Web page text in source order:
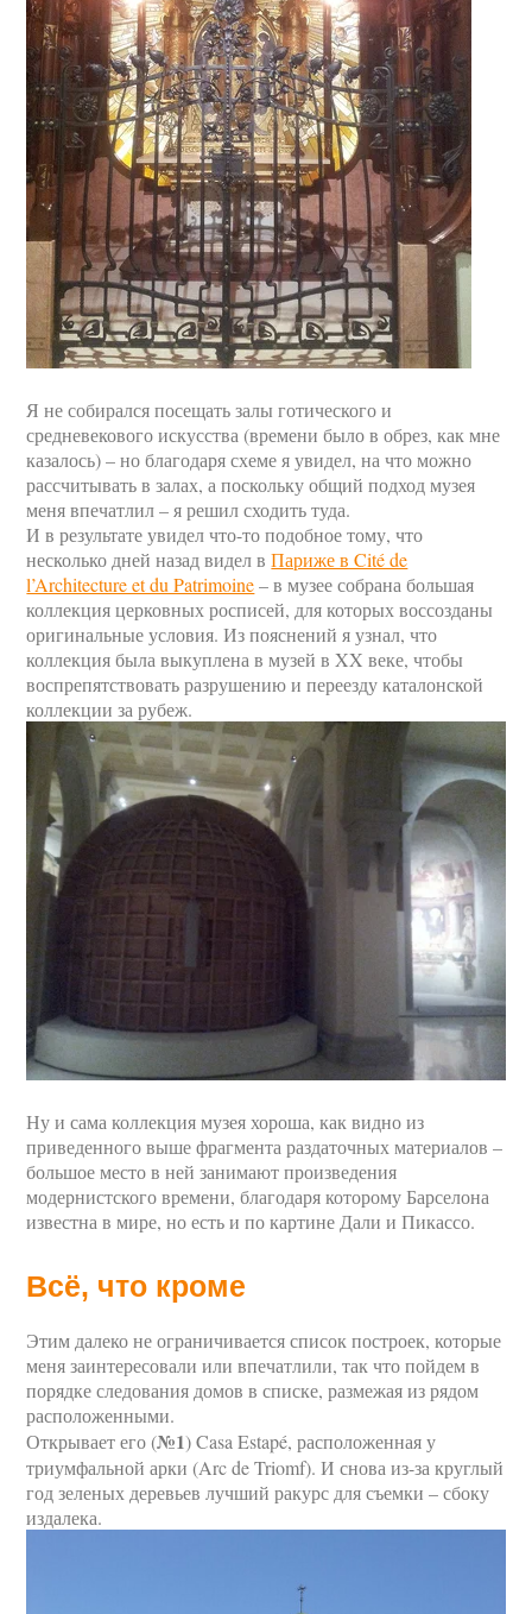
Я не собирался посещать залы готического и
средневекового искусства (времени было в обрез, как мне
казалось) – но благодаря схеме я увидел, на что можно
рассчитывать в залах, а поскольку общий подход музея
меня впечатлил – я решил сходить туда.
И в результате увидел что-то подобное тому, что
несколько дней назад видел вПариже в Cité de
l’Architecture et du Patrimoine– в музее собрана большая
коллекция церковных росписей, для которых воссозданы
оригинальные условия. Из пояснений я узнал, что
коллекция была выкуплена в музей в XX веке, чтобы
воспрепятствовать разрушению и переезду каталонской
коллекции за рубеж.
Ну и сама коллекция музея хороша, как видно из
приведенного выше фрагмента раздаточных материалов –
большое место в ней занимают произведения
модернистского времени, благодаря которому Барселона
известна в мире, но есть и по картине Дали и Пикассо.
Всё, что кроме
Этим далеко не ограничивается список построек, которые
меня заинтересовали или впечатлили, так что пойдем в
порядке следования домов в списке, размежая из рядом
расположенными.
Открывает его (№1) Casa Estapé, расположенная у
триумфальной арки (Arc de Triomf). И снова из-за круглый
год зеленых деревьев лучший ракурс для съемки – сбоку
издалека.